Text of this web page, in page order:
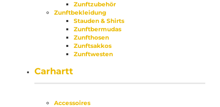
Zunftzubehör
Zunftbekleidung
Stauden & Shirts
Zunftbermudas
Zunfthosen
Zunftsakkos
Zunftwesten
Carhartt
Accessoires